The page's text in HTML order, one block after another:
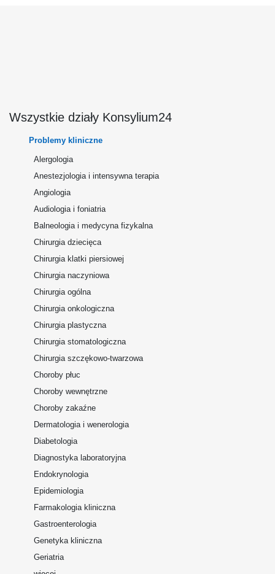
Wszystkie działy Konsylium24
Problemy kliniczne
Alergologia
Anestezjologia i intensywna terapia
Angiologia
Audiologia i foniatria
Balneologia i medycyna fizykalna
Chirurgia dziecięca
Chirurgia klatki piersiowej
Chirurgia naczyniowa
Chirurgia ogólna
Chirurgia onkologiczna
Chirurgia plastyczna
Chirurgia stomatologiczna
Chirurgia szczękowo-twarzowa
Choroby płuc
Choroby wewnętrzne
Choroby zakaźne
Dermatologia i wenerologia
Diabetologia
Diagnostyka laboratoryjna
Endokrynologia
Epidemiologia
Farmakologia kliniczna
Gastroenterologia
Genetyka kliniczna
Geriatria